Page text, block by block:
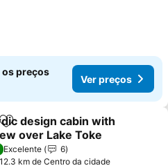
os preços
Ver preços
Adicionar aos favoritos
design cabin with
over Lake Toke
preços
Excelente
6
km de Centro da cidade